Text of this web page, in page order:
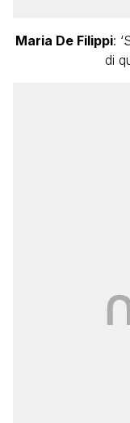
Maria De Filippi:
di